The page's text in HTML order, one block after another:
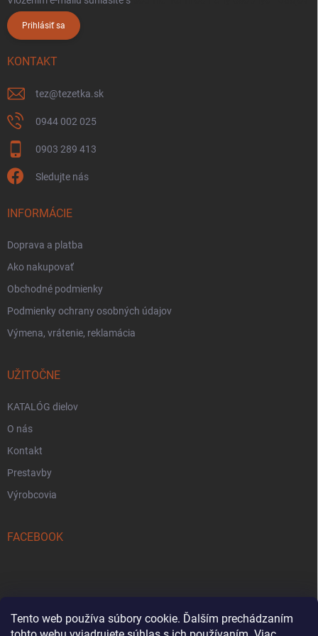
Tento web používa súbory cookie. Ďalším prechádzaním
Prihlásiť sa
KONTAKT
tez@tezetka.sk
0944 002 025
0903 289 413
Sledujte nás
INFORMÁCIE
Doprava a platba
Ako nakupovať
Obchodné podmienky
Podmienky ochrany osobných údajov
Výmena, vrátenie, reklamácia
UŽITOČNE
KATALÓG dielov
O nás
Kontakt
Prestavby
Výrobcovia
FACEBOOK